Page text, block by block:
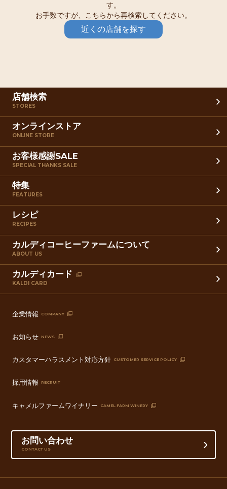
す。
お手数ですが、こちらから再検索してください。
近くの店舗を探す
店舗検索
STORES
オンラインストア
ONLINE STORE
お客様感謝SALE
SPECIAL THANKS SALE
特集
FEATURES
レシピ
RECIPES
カルディコーヒーファームについて
ABOUT US
カルディカード
KALDI CARD
企業情報 COMPANY
お知らせ NEWS
カスタマーハラスメント対応方針 CUSTOMER SERVICE POLICY
採用情報 RECRUIT
キャメルファームワイナリー CAMEL FARM WINERY
お問い合わせ
CONTACT US